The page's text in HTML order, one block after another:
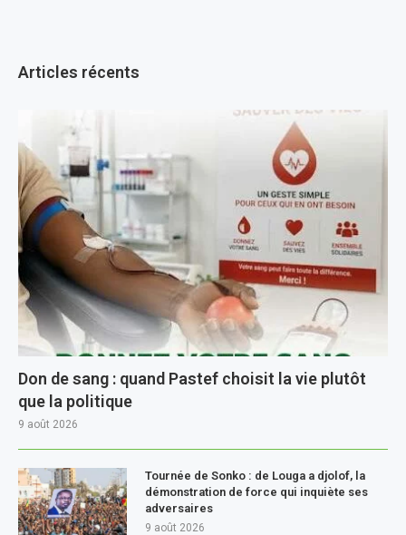
Articles récents
Don de sang : quand Pastef choisit la vie plutôt
que la politique
9 août 2026
Tournée de Sonko : de Louga a djolof, la
démonstration de force qui inquiète ses
adversaires
9 août 2026